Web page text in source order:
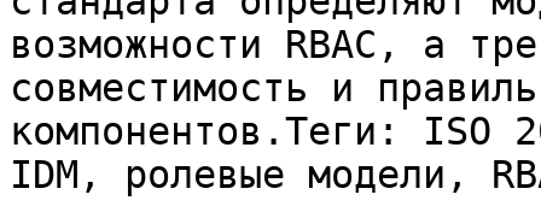
возможности RBAC, а
совместимость и
компонентов.Теги: ISO
IDM, ролевые модели,